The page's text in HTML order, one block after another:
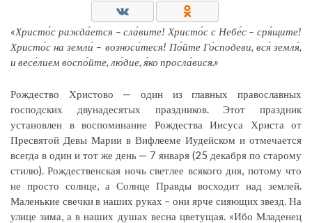
«Христо́с ражда́ется – сла́вите! Христо́с с Небе́с – сря́щите!
Христо́с на земли́ – возноси́теся! По́йте Го́сподеви, вся́ земля́,
и весе́лием воспо́йте, лю́дие, я́ко просла́вися.»
Рождество Христово — один из главных православных
господских двунадесятых праздников. Этот праздник
установлен в воспоминание Рождества Иисуса Христа от
Пресвятой Девы Марии в Вифлееме Иудейском и отмечается
всегда в один и тот же день — 7 января (25 декабря по старому
стилю). Рождественская ночь светлее всякого дня, потому что
не просто солнце, а Солнце Правды восходит над землей.
Маленькие свечки в наших руках – они ярче сияющих звезд. На
улице зима, а в наших душах весна цветущая. «Ибо Младенец